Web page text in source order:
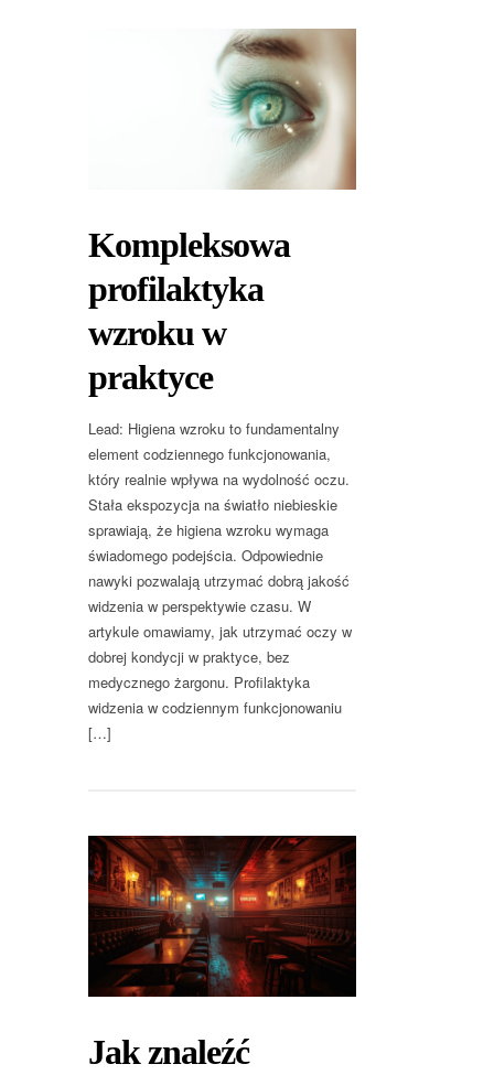
Kompleksowa
profilaktyka
wzroku w
praktyce
Lead: Higiena wzroku to fundamentalny
element codziennego funkcjonowania,
który realnie wpływa na wydolność oczu.
Stała ekspozycja na światło niebieskie
sprawiają, że higiena wzroku wymaga
świadomego podejścia. Odpowiednie
nawyki pozwalają utrzymać dobrą jakość
widzenia w perspektywie czasu. W
artykule omawiamy, jak utrzymać oczy w
dobrej kondycji w praktyce, bez
medycznego żargonu. Profilaktyka
widzenia w codziennym funkcjonowaniu
[…]
Jak znaleźć